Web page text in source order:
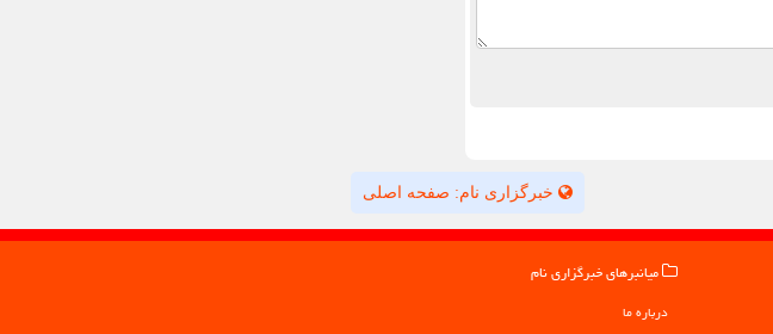
خبرگزاری نام: صفحه اصلی
میانبرهای خبرگزاری نام
درباره ما